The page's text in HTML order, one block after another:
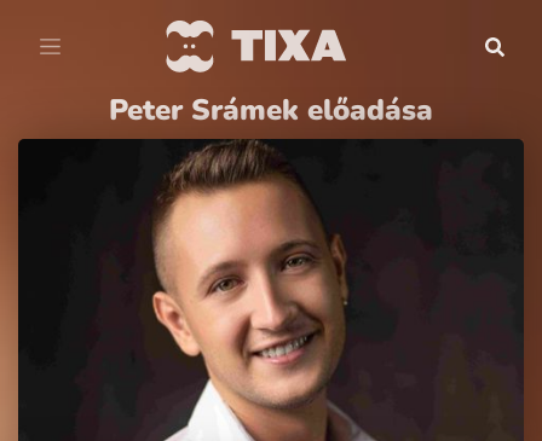
Peter Srámek előadása